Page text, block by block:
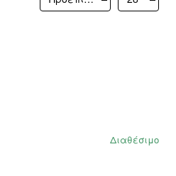
Διαθέσιμο